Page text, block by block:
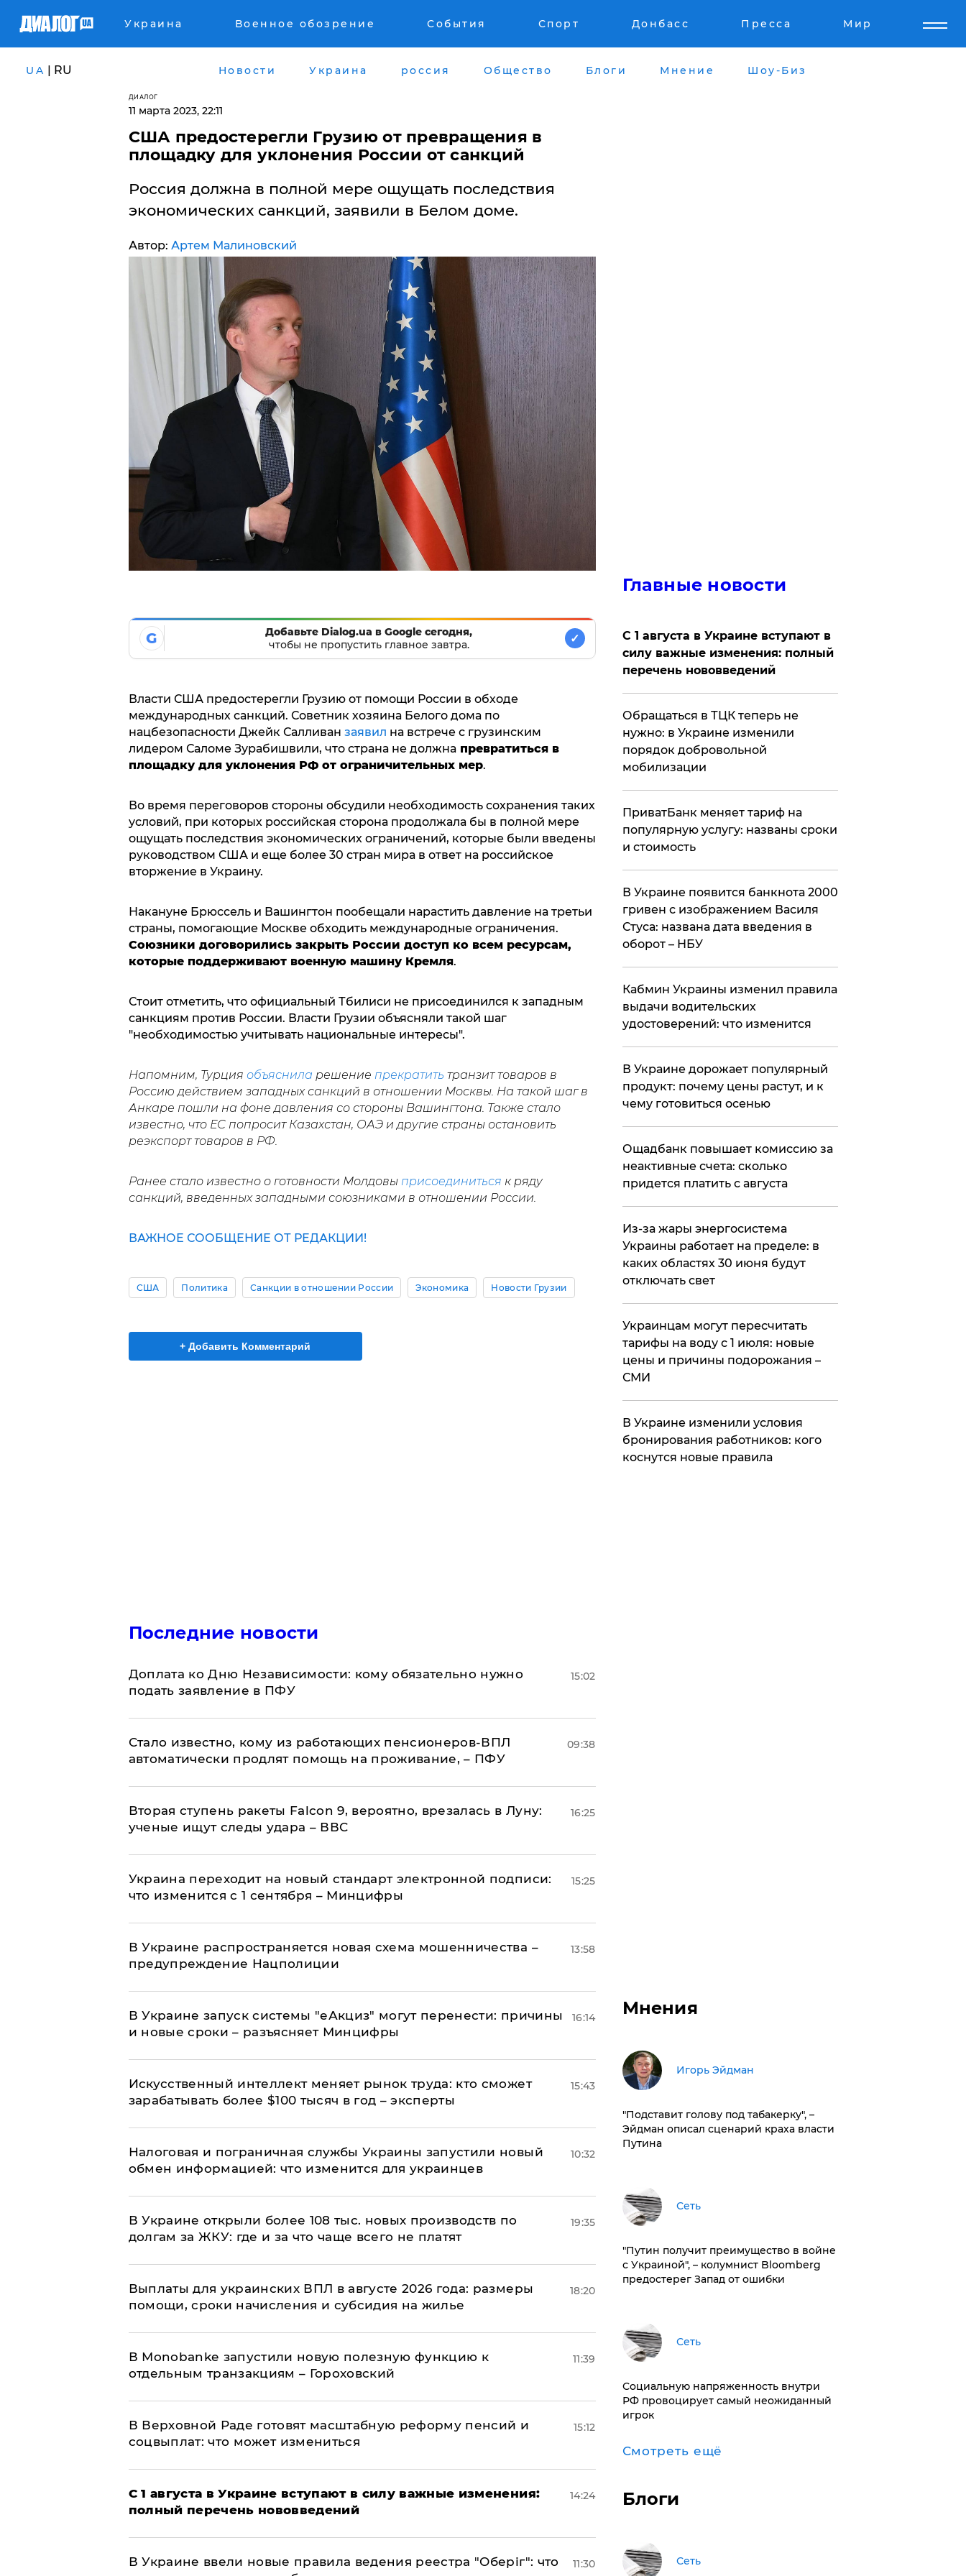
Украина Военное обозрение События Спорт Донбасс Пресса Мир
UA | RU Новости Украина россия Общество Блоги Мнение Шоу-Биз
ДИАЛОГ
11 марта 2023, 22:11
США предостерегли Грузию от превращения в
площадку для уклонения России от санкций
Россия должна в полной мере ощущать последствия
экономических санкций, заявили в Белом доме.
Автор: Артем Малиновский
G
Добавьте Dialog.ua в Google сегодня,
чтобы не пропустить главное завтра.
✓
Власти США предостерегли Грузию от помощи России в обходе
международных санкций. Советник хозяина Белого дома по
нацбезопасности Джейк Салливан заявил на встрече с грузинским
лидером Саломе Зурабишвили, что страна не должнапревратиться в
площадку для уклонения РФ от ограничительных мер.
Во время переговоров стороны обсудили необходимость сохранения таких
условий, при которых российская сторона продолжала бы в полной мере
ощущать последствия экономических ограничений, которые были введены
руководством США и еще более 30 стран мира в ответ на российское
вторжение в Украину.
Накануне Брюссель и Вашингтон пообещали нарастить давление на третьи
страны, помогающие Москве обходить международные ограничения.
Союзники договорились закрыть России доступ ко всем ресурсам,
которые поддерживают военную машину Кремля.
Стоит отметить, что официальный Тбилиси не присоединился к западным
санкциям против России. Власти Грузии объясняли такой шаг
"необходимостью учитывать национальные интересы".
Напомним, Турция объяснила решение прекратить транзит товаров в
Россию действием западных санкций в отношении Москвы. На такой шаг в
Анкаре пошли на фоне давления со стороны Вашингтона. Также стало
известно, что ЕС попросит Казахстан, ОАЭ и другие страны остановить
реэкспорт товаров в РФ.
Ранее стало известно о готовности Молдовы присоединиться к ряду
санкций, введенных западными союзниками в отношении России.
ВАЖНОЕ СООБЩЕНИЕ ОТ РЕДАКЦИИ!
США Политика Санкции в отношении России Экономика Новости Грузии
+ Добавить Комментарий
Последние новости
Доплата ко Дню Независимости: кому обязательно нужно
подать заявление в ПФУ
15:02
Стало известно, кому из работающих пенсионеров-ВПЛ
автоматически продлят помощь на проживание, – ПФУ
09:38
Вторая ступень ракеты Falcon 9, вероятно, врезалась в Луну:
ученые ищут следы удара – ВВС
16:25
Украина переходит на новый стандарт электронной подписи:
что изменится с 1 сентября – Минцифры
15:25
В Украине распространяется новая схема мошенничества –
предупреждение Нацполиции
13:58
В Украине запуск системы "еАкциз" могут перенести: причины
и новые сроки – разъясняет Минцифры
16:14
Искусственный интеллект меняет рынок труда: кто сможет
зарабатывать более $100 тысяч в год – эксперты
15:43
Налоговая и пограничная службы Украины запустили новый
обмен информацией: что изменится для украинцев
10:32
В Украине открыли более 108 тыс. новых производств по
долгам за ЖКУ: где и за что чаще всего не платят
19:35
Выплаты для украинских ВПЛ в августе 2026 года: размеры
помощи, сроки начисления и субсидия на жилье
18:20
В Мonobankе запустили новую полезную функцию к
отдельным транзакциям – Гороховский
11:39
В Верховной Раде готовят масштабную реформу пенсий и
соцвыплат: что может измениться
15:12
С 1 августа в Украине вступают в силу важные изменения:
полный перечень нововведений
14:24
В Украине ввели новые правила ведения реестра "Оберіг": что
11:30
Главные новости
С 1 августа в Украине вступают в
силу важные изменения: полный
перечень нововведений
Обращаться в ТЦК теперь не
нужно: в Украине изменили
порядок добровольной
мобилизации
ПриватБанк меняет тариф на
популярную услугу: названы сроки
и стоимость
В Украине появится банкнота 2000
гривен с изображением Василя
Стуса: названа дата введения в
оборот – НБУ
Кабмин Украины изменил правила
выдачи водительских
удостоверений: что изменится
В Украине дорожает популярный
продукт: почему цены растут, и к
чему готовиться осенью
​Ощадбанк повышает комиссию за
неактивные счета: сколько
придется платить с августа
Из-за жары энергосистема
Украины работает на пределе: в
каких областях 30 июня будут
отключать свет
Украинцам могут пересчитать
тарифы на воду с 1 июля: новые
цены и причины подорожания –
СМИ
В Украине изменили условия
бронирования работников: кого
коснутся новые правила
Мнения
Игорь Эйдман
​"Подставит голову под табакерку", –
Эйдман описал сценарий краха власти
Путина
Сеть
"Путин получит преимущество в войне
с Украиной", – колумнист Bloomberg
предостерег Запад от ошибки
Сеть
Социальную напряженность внутри
РФ провоцирует самый неожиданный
игрок
Смотреть ещё
Блоги
Сеть